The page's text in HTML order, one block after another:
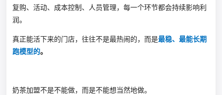
复购、活动、成本控制、人员管理，每一个环节都会持续影响利
润。
真正能活下来的门店，往往不是最热闹的，而是最稳、最能长期
跑模型的。
奶茶加盟不是不能做，而是不能想当然地做。